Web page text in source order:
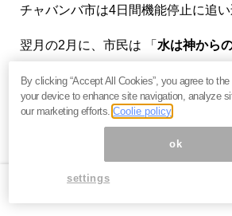
チャバンバ市は4日間機能停止に追い
翌月の2月に、市民は 「 水は神から
い、それに賛同した何百万人もの国
市を行進しました。それは、ますま
なるばかりだったので、とうとうボ
料金の値下げを約束したのです。
By clicking “Accept All Cookies”, you agree to
your device to enhance site navigation, analyze
our marketing efforts.Coolie policy
ok
settings